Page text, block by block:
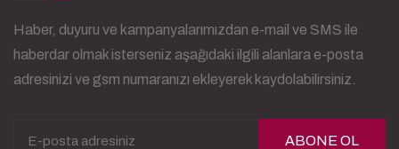
Haber, duyuru ve kampanyalarımızdan e-mail ve SMS ile
haberdar olmak isterseniz aşağıdaki ilgili alanlara e-posta
adresinizi ve gsm numaranızı ekleyerek kaydolabilirsiniz.
ABONE OL